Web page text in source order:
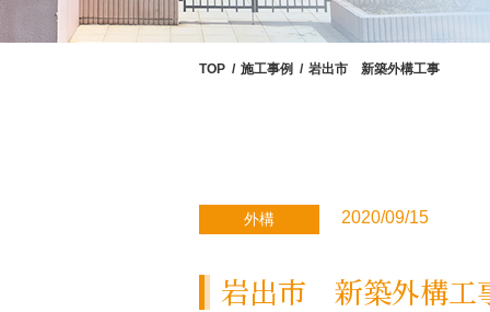
TOP 施工事例 岩出市 新築外構工事
外構 2020/09/15
岩出市 新築外構工